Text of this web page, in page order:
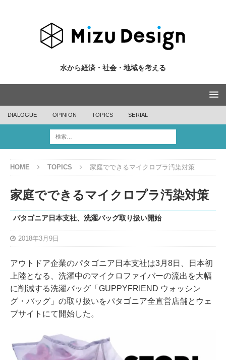
水から経済・社会・地域を考える
DIALOGUE OPINION TOPICS SERIAL
HOME TOPICS 家庭でできるマイクロプラ汚染対策
家庭でできるマイクロプラ汚染対策
パタゴニア日本支社、洗濯バッグ取り扱い開始
2018年3月9日
アウトドア企業のパタゴニア日本支社は3月8日、日本初
上陸となる、洗濯中のマイクロファイバーの流出を大幅
に削減する洗濯バッグ「GUPPYFRIEND ウォッシン
グ・バッグ」の取り扱いをパタゴニア全直営店舗とウェ
ブサイトにて開始した。